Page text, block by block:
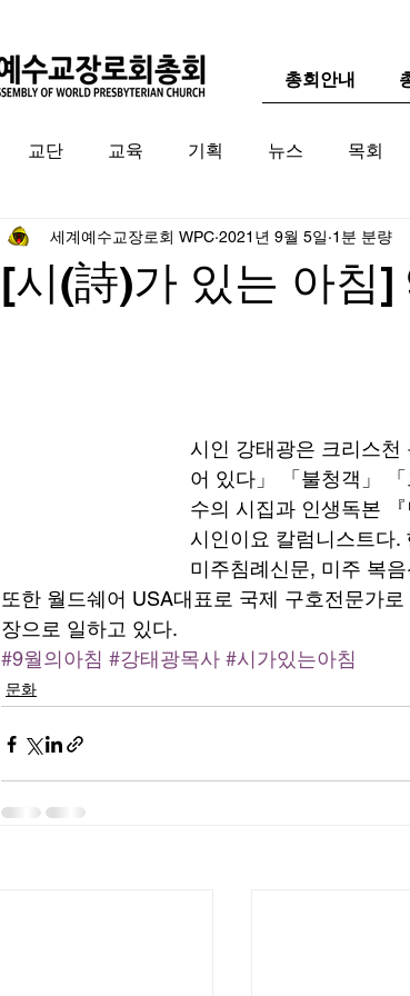
총회안내
교단 교육 기획 뉴스 목회
특집 미국 교계 한국 교계 교단
[시(詩)가 있는 아침]
세계예수교장로회 WPC 2021년 9월 5일 1분 분량
시인 강태광은 크리스천
어 있다」 「불청객」
수의 시집과 인생독본
시인이요 칼럼니스트다.
미주침례신문, 미주 복
또한 월드쉐어 USA대표로 국제 구호전문가
장으로 일하고 있다.
#9월의아침 #강태광목사 #시가있는아침
문화